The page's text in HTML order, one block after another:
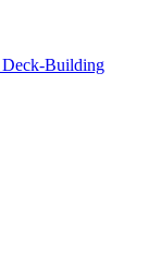
Building